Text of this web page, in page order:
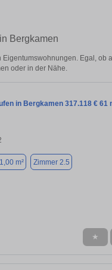
Bergkamen
Egal, ob
oder in der Nähe.
in Bergkamen 317.118 € 61
m² Zimmer 2.5
★